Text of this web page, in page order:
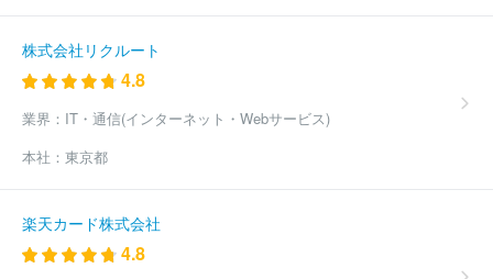
株式会社リクルート
4.8
業界： IT・通信(インターネット・Webサービス)
本社： 東京都
楽天カード株式会社
4.8